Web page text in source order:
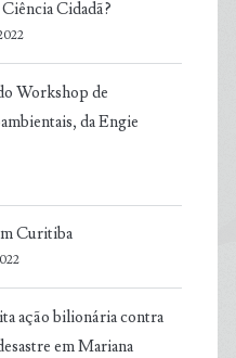
Cidadã?
Workshop de
da Engie
Curitiba
ação bilionária contra
em Mariana